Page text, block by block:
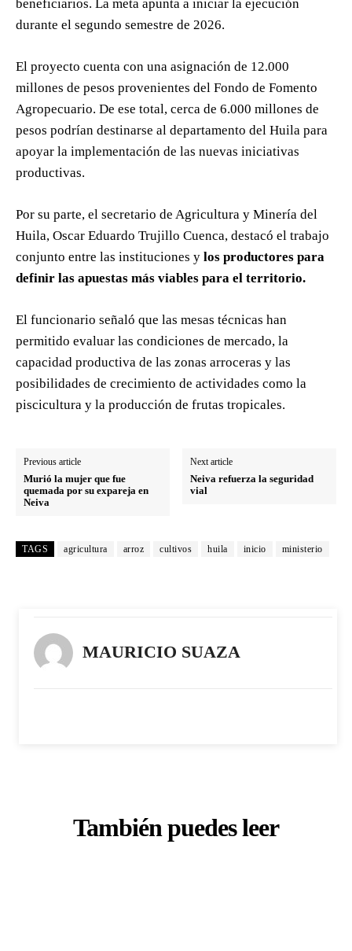
beneficiarios. La meta apunta a iniciar la ejecución
durante el segundo semestre de 2026.
El proyecto cuenta con una asignación de 12.000
millones de pesos provenientes del Fondo de Fomento
Agropecuario. De ese total, cerca de 6.000 millones de
pesos podrían destinarse al departamento del Huila para
apoyar la implementación de las nuevas iniciativas
productivas.
Por su parte, el secretario de Agricultura y Minería del
Huila, Oscar Eduardo Trujillo Cuenca, destacó el trabajo
conjunto entre las instituciones y los productores para
definir las apuestas más viables para el territorio.
El funcionario señaló que las mesas técnicas han
permitido evaluar las condiciones de mercado, la
capacidad productiva de las zonas arroceras y las
posibilidades de crecimiento de actividades como la
piscicultura y la producción de frutas tropicales.
Previous article
Murió la mujer que fue
quemada por su expareja en
Neiva
Next article
Neiva refuerza la seguridad
vial
TAGS agricultura arroz cultivos huila inicio ministerio
MAURICIO SUAZA
También puedes leer